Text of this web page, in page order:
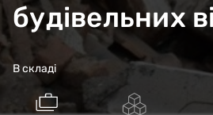
будівельних
на нові
матеріали
В складі